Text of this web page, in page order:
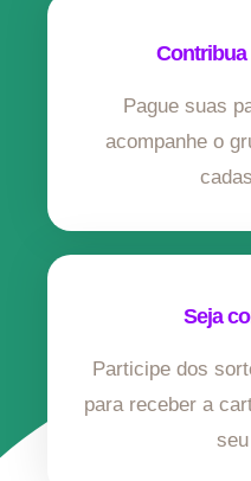
Pague suas
acompanhe o
Seja
Participe dos
para receber a